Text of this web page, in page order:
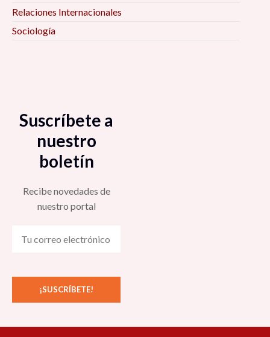
Relaciones Internacionales
Sociología
Suscríbete a
nuestro
boletín
Recibe novedades de
nuestro portal